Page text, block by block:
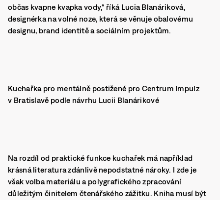
občas kvapne kvapka vody,“ říká Lucia Blanáriková,
designérka na volné noze, která se věnuje obalovému
designu, brand identitě a sociálním projektům.
Kuchařka pro mentálně postižené pro Centrum Impulz
v Bratislavě podle návrhu Lucii Blanárikové
Na rozdíl od praktické funkce kuchařek má například
krásná literatura zdánlivě nepodstatné nároky. I zde je
však volba materiálu a polygrafického zpracování
důležitým činitelem čtenářského zážitku. Kniha musí být